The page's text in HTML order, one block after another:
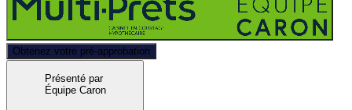
Obtenez votre pré-approbation
Présenté par
Équipe Caron